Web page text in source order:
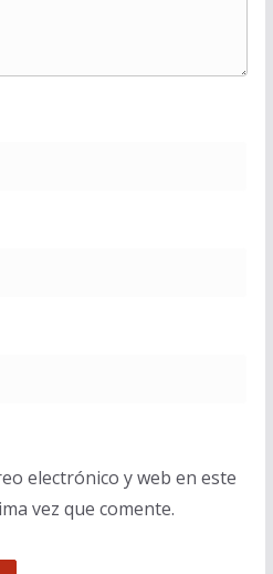
electrónico y web en este
vez que comente.